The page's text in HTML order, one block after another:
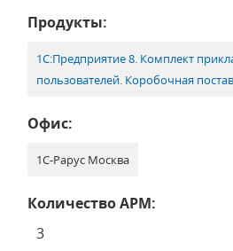
Продукты:
1С:Предприятие 8. Комплект
пользователей. Коробочная
Офис:
1С-Рарус Москва
Количество АРМ:
3